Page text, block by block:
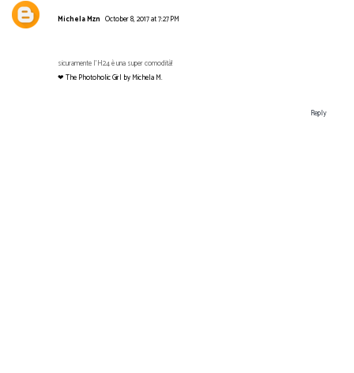
Michela Mzn October 8, 2017 at 7:27 PM
sicuramente l'H24 è una super comodità!
❤ The Photoholic Girl by Michela M.
Reply